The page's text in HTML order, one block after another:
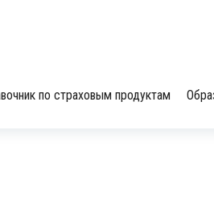
по страховым продуктам